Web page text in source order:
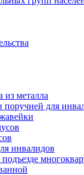
из металла
поручней для
инвалидов